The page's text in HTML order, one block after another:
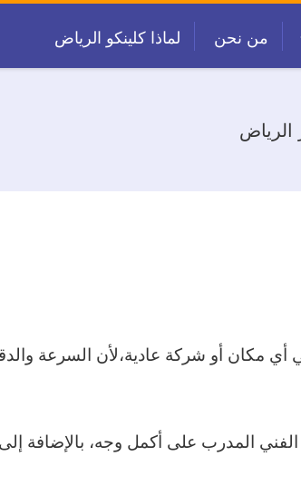
من نحن لماذا كلينكو الرياض
أي مكان أو شركة عادية،لأن السرعة
المدرب على أكمل وجه، بالإضافة